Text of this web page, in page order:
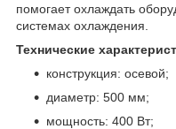
помогает охлаждать
системах охлаждения.
Технические
конструкция: осевой;
диаметр: 500 мм;
мощность: 400 Вт;